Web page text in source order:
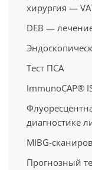
хирургия —
DEB —
Тест ПСА
ImmunoCAP®
диагностике
MIBG-
Прогнозный